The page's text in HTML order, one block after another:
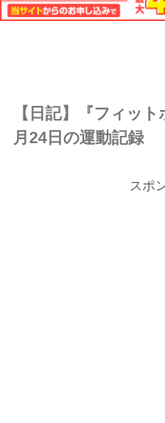
【日記】『フィッ
月24日の運動記録
スポ